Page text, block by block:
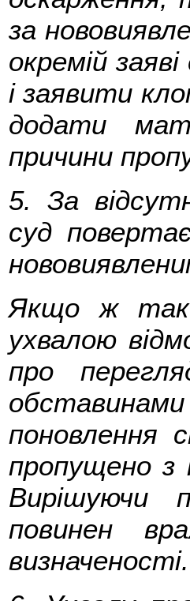
за
окремій
і заявити
додати
причини
5. За
суд
Якщо ж
ухвалою
про
поновлення
пропущено
Вирішуючи
повинен
визначеності.